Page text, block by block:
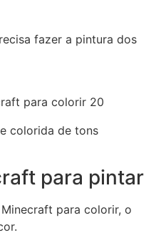
fazer a pintura dos
para colorir 20
colorida de tons
para pintar
para colorir, o